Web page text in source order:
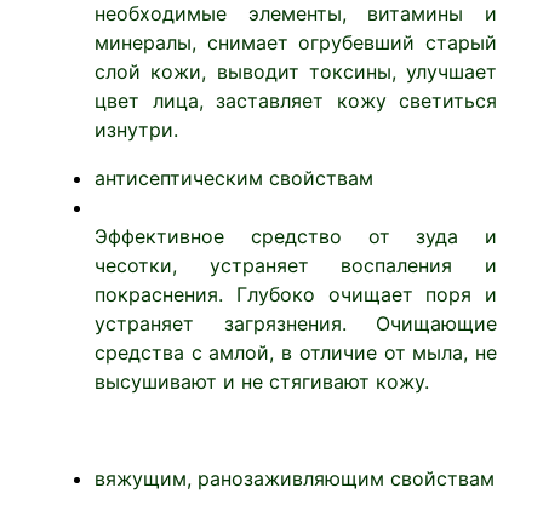
необходимые элементы, витамины и
минералы, снимает огрубевший старый
слой кожи, выводит токсины, улучшает
цвет лица, заставляет кожу светиться
изнутри.
антисептическим свойствам
Эффективное средство от зуда и
чесотки, устраняет воспаления и
покраснения. Глубоко очищает поря и
устраняет загрязнения. Очищающие
средства с амлой, в отличие от мыла, не
высушивают и не стягивают кожу.
вяжущим, ранозаживляющим свойствам